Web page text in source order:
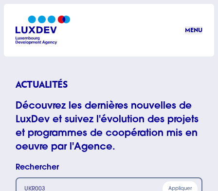
MENU
ACTUALITÉS
Découvrez les dernières nouvelles de
LuxDev et suivez l'évolution des projets
et programmes de coopération mis en
oeuvre par l'Agence.
Rechercher